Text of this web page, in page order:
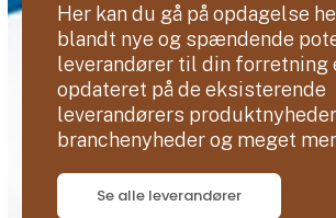
Her kan du gå på opdagelse
blandt nye og spændende
leverandører til din forretning
opdateret på de eksisterende
leverandørers
branchenyheder og meget
Se alle leverandører